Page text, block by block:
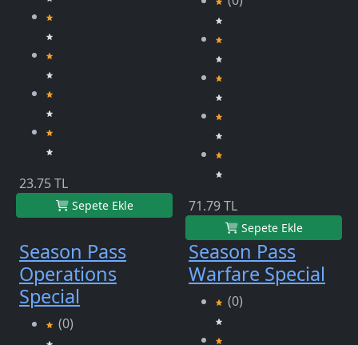
23.75 TL
Sepete Ekle 71.79 TL
Sepete Ekle
Season Pass
Operations
Special
(0)
Season Pass
Warfare Special
(0)